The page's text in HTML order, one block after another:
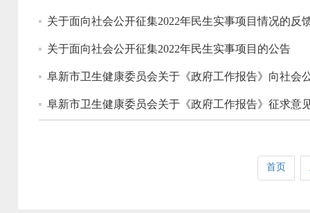
关于面向社会公开征集2022年民生实事项目情况的反
关于面向社会公开征集2022年民生实事项目的公告
阜新市卫生健康委员会关于《政府工作报告》向社会
阜新市卫生健康委员会关于《政府工作报告》征求意
首页